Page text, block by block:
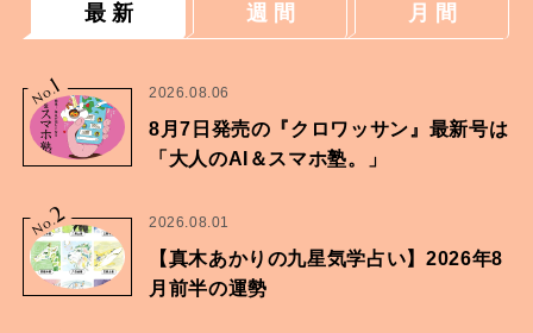
最 新 週 間 月 間
No.
1 2026.08.06
8月7日発売の『クロワッサン』最新号は
「大人のAI＆スマホ塾。」
No.2 2026.08.01
【真木あかりの九星気学占い】2026年8
月前半の運勢